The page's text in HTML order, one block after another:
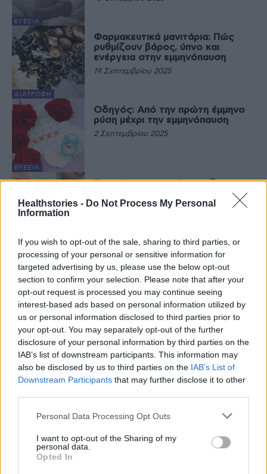
Healthstories - Do Not Process My Personal
Information
If you wish to opt-out of the sale, sharing to third parties, or
processing of your personal or sensitive information for
targeted advertising by us, please use the below opt-out
section to confirm your selection. Please note that after your
opt-out request is processed you may continue seeing
interest-based ads based on personal information utilized by
us or personal information disclosed to third parties prior to
your opt-out. You may separately opt-out of the further
disclosure of your personal information by third parties on the
IAB’s list of downstream participants. This information may
also be disclosed by us to third parties on the IAB’s List of
Downstream Participants that may further disclose it to other
Personal Data Processing Opt Outs
I want to opt-out of the Sharing of my
personal data.
Opted In
ΕΥΕΞΊΑ
ΔΙΑΤΡΟΦΉ
Φαρμακευτικά μανιτάρια: Πώς
ρυθμίζουν βάρος, ύπνο και
ενέργεια στην εμμηνόπαυση
19 Σεπτεμβρίου 2025
ΕΥΕΞΊΑ
Οδηγός: Από την πρώτη έμμηνο
ρύση μέχρι την εμμηνόπαυση
2 Σεπτεμβρίου 2025
ΕΥΕΞΊΑ
Εμμηνόπαυση και Φροντίδα
Μαλλιών: Καλοκαιρινός Οδηγός
30 Ιουλίου 2025
Εμμηνόπαυση και υγεία οστών:
Ένας αόρατος αλλά κρίσιμος
δεσμός
6 Ιουνίου 2025
Εμμηνόπαυση: Το υποτιμημένο
αλλά πραγματικό σύμπτωμα της
ορμονικής μετάβασης
13 Μαΐου 2025
2 3